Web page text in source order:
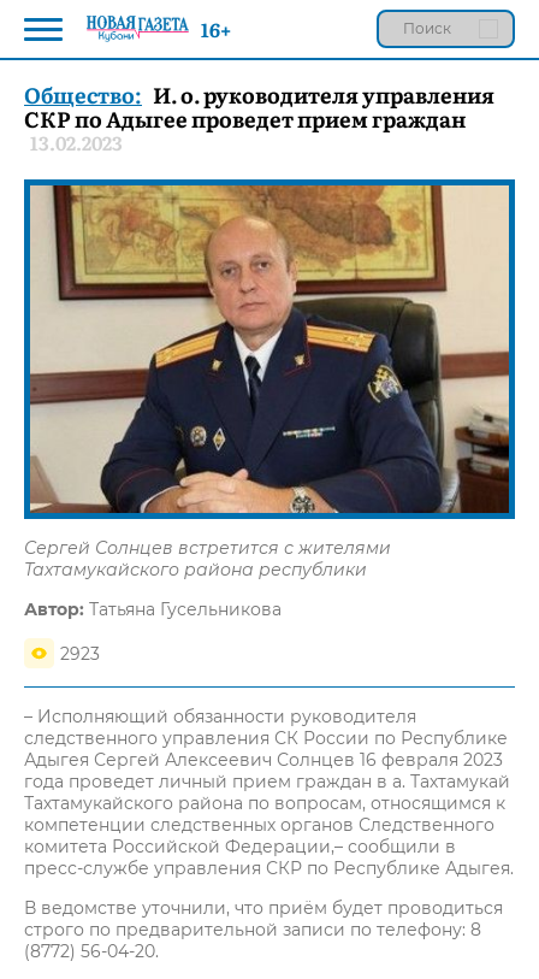
Общество: И. о. руководителя управления
СКР по Адыгее проведет прием граждан
13.02.2023
Сергей Солнцев встретится с жителями
Тахтамукайского района республики
Автор: Татьяна Гусельникова
2923
– Исполняющий обязанности руководителя
следственного управления СК России по Республике
Адыгея Сергей Алексеевич Солнцев 16 февраля 2023
года проведет личный прием граждан в а. Тахтамукай
Тахтамукайского района по вопросам, относящимся к
компетенции следственных органов Следственного
комитета Российской Федерации,– сообщили в
пресс-службе управления СКР по Республике Адыгея.
В ведомстве уточнили, что приём будет проводиться
строго по предварительной записи по телефону: 8
(8772) 56-04-20.
16+